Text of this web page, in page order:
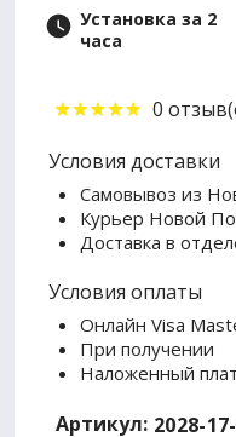
Установка за 2
часа
0
Условия доставки
Самовывоз из
Курьер Новой
Доставка в
Условия оплаты
Онлайн Visa
При получении
Наложенный
Артикул: 2028-